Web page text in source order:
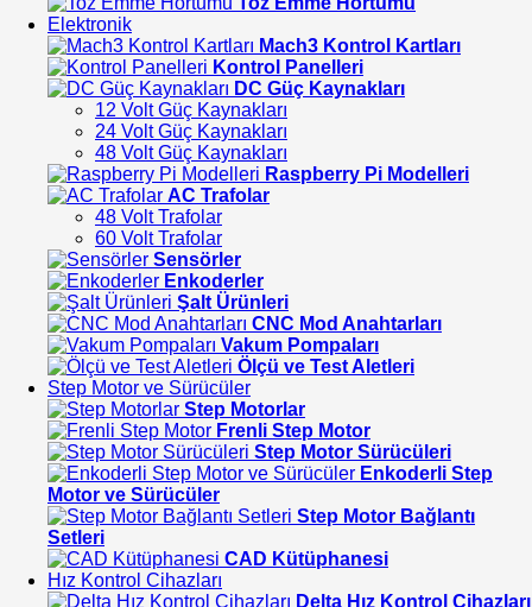
Elektronik
Mach3 Kontrol Kartları
Kontrol Panelleri
DC Güç Kaynakları
12 Volt Güç Kaynakları
24 Volt Güç Kaynakları
48 Volt Güç Kaynakları
Raspberry Pi Modelleri
AC Trafolar
48 Volt Trafolar
60 Volt Trafolar
Sensörler
Enkoderler
Şalt Ürünleri
CNC Mod Anahtarları
Vakum Pompaları
Ölçü ve Test Aletleri
Step Motor ve Sürücüler
Step Motorlar
Frenli Step Motor
Step Motor Sürücüleri
Enkoderli Step
Motor ve Sürücüler
Step Motor Bağlantı
Setleri
CAD Kütüphanesi
Hız Kontrol Cihazları
Delta Hız Kontrol Cihazları